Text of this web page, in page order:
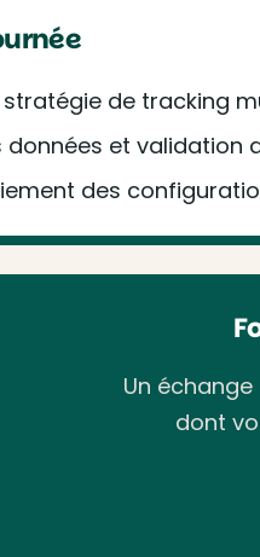
de tracking
données et validation
des
Un
dont